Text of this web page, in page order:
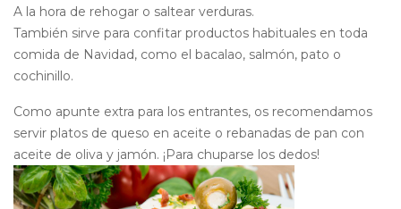
A la hora de rehogar o saltear verduras.
También sirve para confitar productos habituales en toda
comida de Navidad, como el bacalao, salmón, pato o
cochinillo.
Como apunte extra para los entrantes, os recomendamos
servir platos de queso en aceite o rebanadas de pan con
aceite de oliva y jamón. ¡Para chuparse los dedos!